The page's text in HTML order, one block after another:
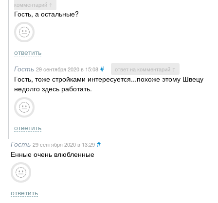
комментарий ↑
Гость, а остальные?
ответить
Гость 29 сентября 2020в 15:08 # ответ на комментарий ↑
Гость, тоже стройками интересуется...похоже этому Швецу
недолго здесь работать.
ответить
Гость 29 сентября 2020в 13:29 #
Енные очень влюбленные
ответить